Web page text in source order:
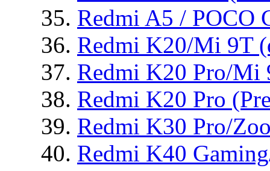
Redmi A5 / POCO
Redmi K20/Mi 9T
Redmi K20 Pro/Mi
Redmi K20 Pro
Redmi K30 Pro/
Redmi K40